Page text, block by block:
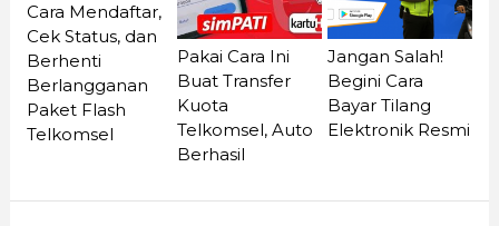
Cara Mendaftar,
Cek Status, dan
Berhenti
Berlangganan
Paket Flash
Telkomsel
Pakai Cara Ini
Buat Transfer
Kuota
Telkomsel, Auto
Berhasil
Jangan Salah!
Begini Cara
Bayar Tilang
Elektronik Resmi